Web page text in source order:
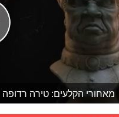
מאחורי הקלעים: טירה רדופה